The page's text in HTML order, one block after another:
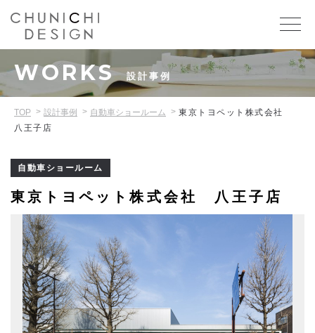
WORKS 設計事例
TOP 設計事例 自動車ショールーム
東京トヨペット株式会社
八王子店
自動車ショールーム
東京トヨペット株式会社 八王子店